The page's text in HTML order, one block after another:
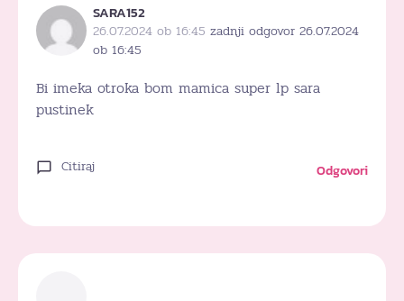
SARA152
26.07.2024 ob 16:45 zadnji odgovor 26.07.2024
ob 16:45
Bi imeka otroka bom mamica super lp sara
pustinek
Citiraj Odgovori